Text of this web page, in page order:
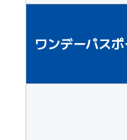
ワンデーパス